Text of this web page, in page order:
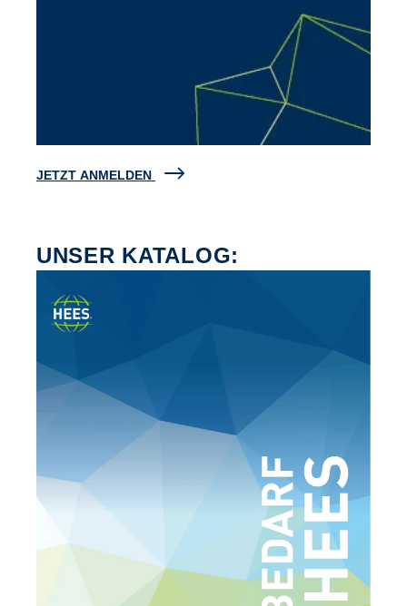
JETZT ANMELDEN
UNSER KATALOG: